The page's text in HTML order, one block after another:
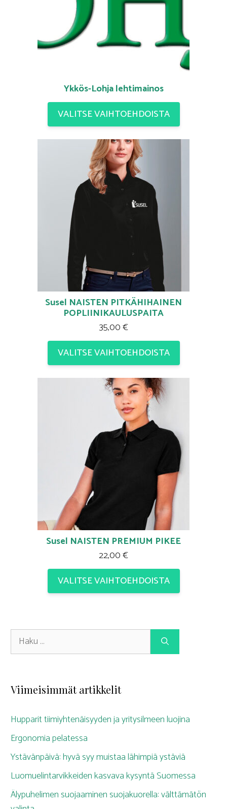
Ykkös-Lohja lehtimainos
VALITSE VAIHTOEHDOISTA
Susel NAISTEN PITKÄHIHAINEN
POPLIINIKAULUSPAITA
35,00€
VALITSE VAIHTOEHDOISTA
Susel NAISTEN PREMIUM PIKEE
22,00€
VALITSE VAIHTOEHDOISTA
Haku:
Viimeisimmät artikkelit
Hupparit tiimiyhtenäisyyden ja yritysilmeen luojina
Ergonomia pelatessa
Ystävänpäivä: hyvä syy muistaa lähimpiä ystäviä
Luomuelintarvikkeiden kasvava kysyntä Suomessa
Älypuhelimen suojaaminen suojakuorella: välttämätön